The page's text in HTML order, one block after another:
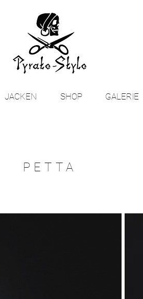
JACKEN SHOP GALERIE
PETTA